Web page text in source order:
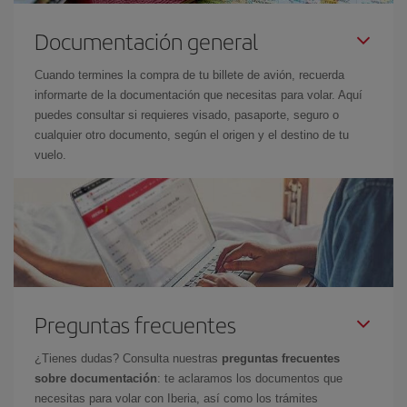
Documentación general
Cuando termines la compra de tu billete de avión, recuerda
informarte de la documentación que necesitas para volar. Aquí
puedes consultar si requieres visado, pasaporte, seguro o
cualquier otro documento, según el origen y el destino de tu
vuelo.
Preguntas frecuentes
¿Tienes dudas? Consulta nuestras preguntas frecuentes
sobre documentación: te aclaramos los documentos que
necesitas para volar con Iberia, así como los trámites